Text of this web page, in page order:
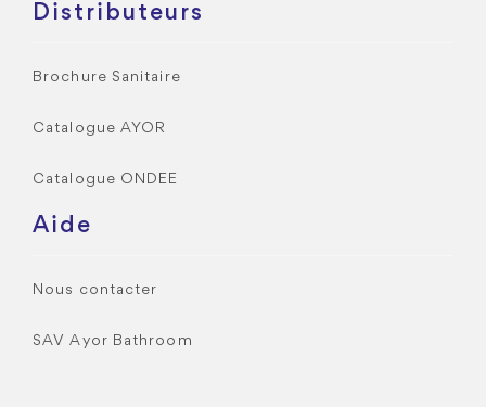
Distributeurs
Brochure Sanitaire
Catalogue AYOR
Catalogue ONDEE
Aide
Nous contacter
SAV Ayor Bathroom